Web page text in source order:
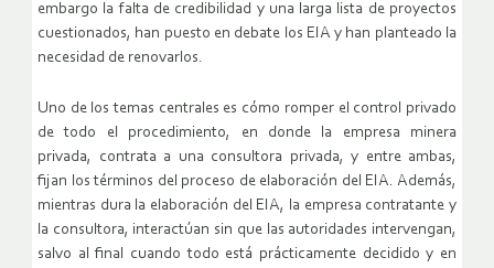
embargo la falta de credibilidad y una larga lista de proyectos
cuestionados, han puesto en debate los EIA y han planteado la
necesidad de renovarlos.
Uno de los temas centrales es cómo romper el control privado
de todo el procedimiento, en donde la empresa minera
privada, contrata a una consultora privada, y entre ambas,
fijan los términos del proceso de elaboración del EIA. Además,
mientras dura la elaboración del EIA, la empresa contratante y
la consultora, interactúan sin que las autoridades intervengan,
salvo al final cuando todo está prácticamente decidido y en